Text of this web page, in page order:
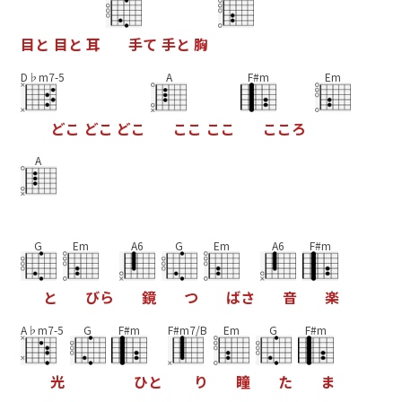
目 と 目 と 耳 手て 手と 胸
D♭m7-5
どこ どこ どこ
A
こ こ こ こ
F#m
こ ころ
Em
A
G
と
Em
びら
A6
鏡
G
つ
Em
ばさ
A6
音
F#m
楽
A♭m7-5
光
G F#m
ひと
F#m7/B
り
Em
瞳
G
た
F#m
ま